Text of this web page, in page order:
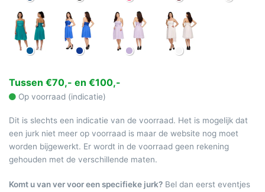
Tussen €70,- en €100,-
Op voorraad (indicatie)
Dit is slechts een indicatie van de voorraad. Het is mogelijk dat
een jurk niet meer op voorraad is maar de website nog moet
worden bijgewerkt. Er wordt in de voorraad geen rekening
gehouden met de verschillende maten.
Komt u van ver voor een specifieke jurk? Bel dan eerst eventjes